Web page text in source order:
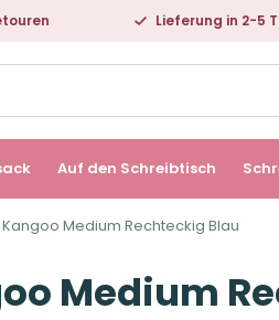
Lieferung in 2-5
Auf den Schreibtisch
Medium Rechteckig Blau
Medium